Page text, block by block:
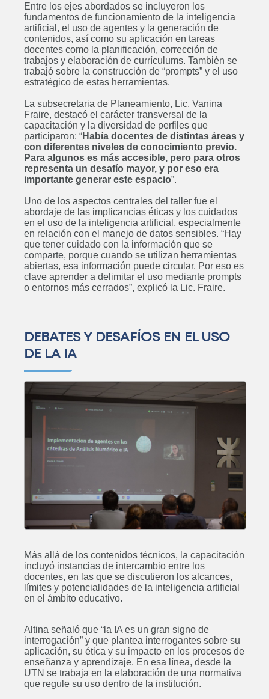
Entre los ejes abordados se incluyeron los
fundamentos de funcionamiento de la inteligencia
artificial, el uso de agentes y la generación de
contenidos, así como su aplicación en tareas
docentes como la planificación, corrección de
trabajos y elaboración de currículums. También se
trabajó sobre la construcción de “prompts” y el uso
estratégico de estas herramientas.
La subsecretaria de Planeamiento, Lic. Vanina
Fraire, destacó el carácter transversal de la
capacitación y la diversidad de perfiles que
participaron: “Había docentes de distintas áreas y
con diferentes niveles de conocimiento previo.
Para algunos es más accesible, pero para otros
representa un desafío mayor, y por eso era
importante generar este espacio”.
Uno de los aspectos centrales del taller fue el
abordaje de las implicancias éticas y los cuidados
en el uso de la inteligencia artificial, especialmente
en relación con el manejo de datos sensibles. “Hay
que tener cuidado con la información que se
comparte, porque cuando se utilizan herramientas
abiertas, esa información puede circular. Por eso es
clave aprender a delimitar el uso mediante prompts
o entornos más cerrados”, explicó la Lic. Fraire.
DEBATES Y DESAFÍOS EN EL USO
DE LA IA
Más allá de los contenidos técnicos, la capacitación
incluyó instancias de intercambio entre los
docentes, en las que se discutieron los alcances,
límites y potencialidades de la inteligencia artificial
en el ámbito educativo.
Altina señaló que “la IA es un gran signo de
interrogación” y que plantea interrogantes sobre su
aplicación, su ética y su impacto en los procesos de
enseñanza y aprendizaje. En esa línea, desde la
UTN se trabaja en la elaboración de una normativa
que regule su uso dentro de la institución.